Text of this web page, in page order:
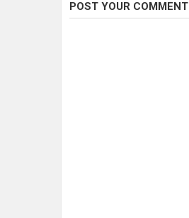
POST YOUR COMMENT